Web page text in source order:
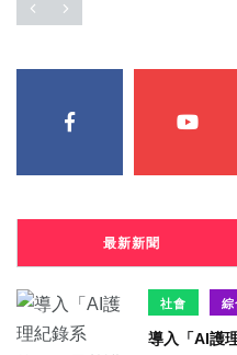
最新新聞
社會 綜
導入「AI護